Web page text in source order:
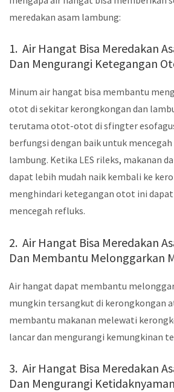
meredakan asam lambung:
1. Air Hangat Bisa Meredakan
Dan Mengurangi Ketegangan
Minum air hangat bisa membantu
otot di sekitar kerongkongan dan
terutama otot-otot di sfingter esofagus
berfungsi dengan baik untuk
lambung. Ketika LES rileks, makanan
dapat lebih mudah naik kembali ke
menghindari ketegangan otot ini
mencegah refluks.
2. Air Hangat Bisa Meredakan
Dan Membantu Melonggarkan
Air hangat dapat membantu
mungkin tersangkut di kerongkongan
membantu makanan melewati
lancar dan mengurangi kemungkinan
3. Air Hangat Bisa Meredakan
Dan Mengurangi